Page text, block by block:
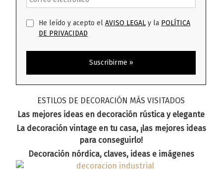
He leído y acepto el AVISO LEGAL y la POLÍTICA
DE PRIVACIDAD
ESTILOS DE DECORACIÓN MÁS VISITADOS
Las mejores ideas en decoración rústica y elegante
La decoración vintage en tu casa, ¡las mejores ideas
para conseguirlo!
Decoración nórdica, claves, ideas e imágenes